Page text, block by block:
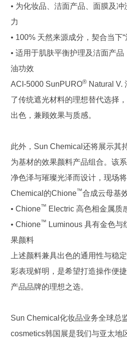
• 为化妆品、洁面产品、面膜及
力
• 100% 天然来源成分，契合当下
• 适用于肌肤平衡护理及洁面产
油功效
ACI-5000 SunPURO® Natural V.
了传统遮光材料的理想替代选择
出色，兼顾效果与质感。
此外，Sun Chemical还将展示其
为基材的效果颜料产品组合。该
净色泽与璀璨光泽而设计，现场
Chemical的Chione™合成云母基
• Chione™ Electric 高色相金属质
• Chione™ Luminous 具有金色与
果颜料
上述颜料兼具出色的通用性与稳
彩表现鲜明，是希望打造操作便
产品品牌的理想之选。
Sun Chemical化妆品业务全球总
cosmetics韩国展是我们与亚太地